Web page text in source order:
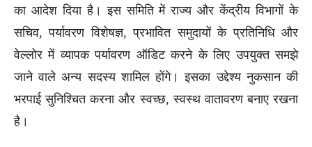
का आदेश दिया है। इस समिति में राज्य और केंद्रीय विभागों के
सचिव, पर्यावरण विशेषज्ञ, प्रभावित समुदायों के प्रतिनिधि और
वेल्लोर में व्यापक पर्यावरण ऑडिट करने के लिए उपयुक्त समझे
जाने वाले अन्य सदस्य शामिल होंगे। इसका उद्देश्य नुकसान की
भरपाई सुनिश्चित करना और स्वच्छ, स्वस्थ वातावरण बनाए रखना
है।